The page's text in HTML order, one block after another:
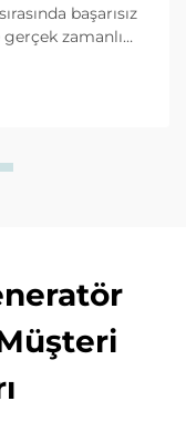
başarısız
zamanlı
kılavuzunu